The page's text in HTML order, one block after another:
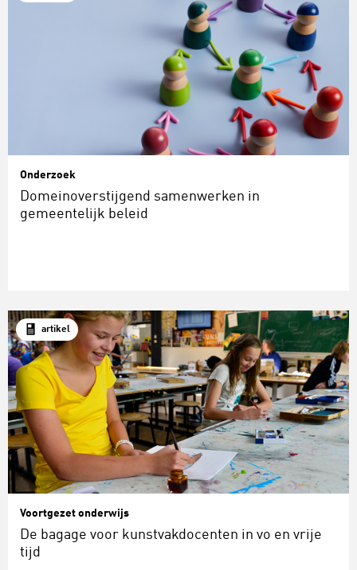
Onderzoek
Domeinoverstijgend samenwerken in
gemeentelijk beleid
artikel
Voortgezet onderwijs
De bagage voor kunstvakdocenten in vo en vrije
tijd